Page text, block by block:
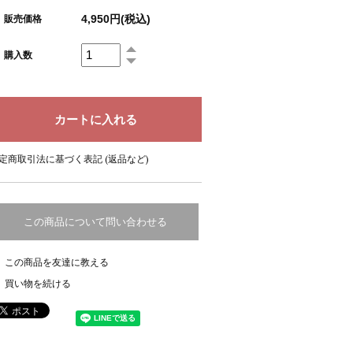
販売価格 4,950円(税込)
購入数
商取引法に基づく表記 (返品など)
この商品について問い合わせる
この商品を友達に教える
買い物を続ける